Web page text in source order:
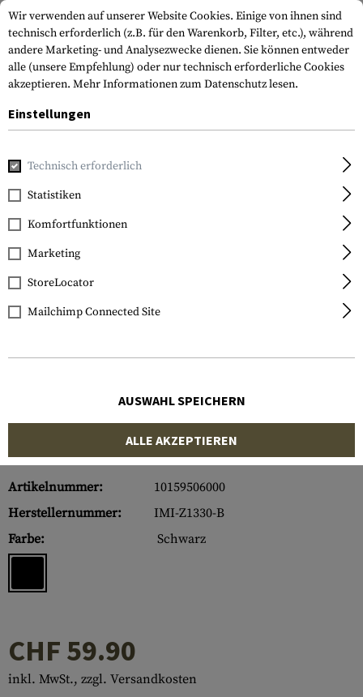
Home Tactical Gear Roto
IMI Defense
Roto Paddle Holster für
CZ75 / CZ75B Compact
Artikelnummer:
10159506000
Herstellernummer:
IMI-Z1330-B
Farbe:
Schwarz
CHF 59.90
inkl. MwSt., zzgl. Versandkosten
Wir verwenden auf unserer Website Cookies. Einige von ihnen sind
technisch erforderlich (z.B. für den Warenkorb, Filter, etc.), während
andere Marketing- und Analysezwecke dienen. Sie können entweder
alle (unsere Empfehlung) oder nur technisch erforderliche Cookies
akzeptieren. Mehr Informationen zum Datenschutz lesen.
Einstellungen
Technisch erforderlich
Statistiken
Komfortfunktionen
Marketing
StoreLocator
Mailchimp Connected Site
AUSWAHL SPEICHERN
ALLE AKZEPTIEREN